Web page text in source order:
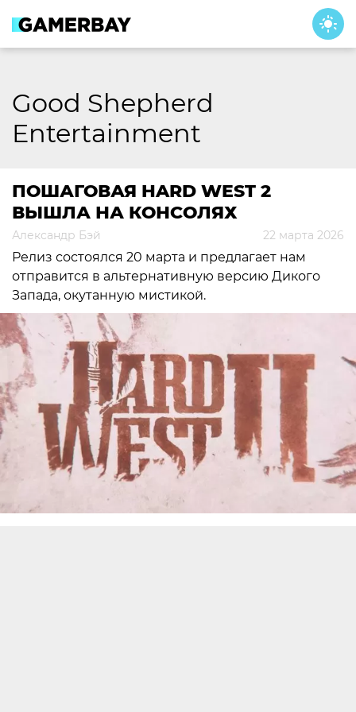
content
Good Shepherd
Entertainment
ПОШАГОВАЯ HARD WEST 2
ВЫШЛА НА КОНСОЛЯХ
Александр Бэй 22 марта 2026
Релиз состоялся 20 марта и предлагает нам
отправится в альтернативную версию Дикого
Запада, окутанную мистикой.